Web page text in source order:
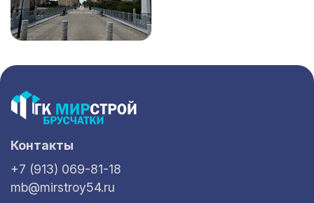
Контакты
+7 (913) 069-81-18
mb@mirstroy54.ru